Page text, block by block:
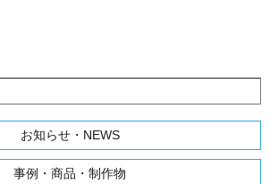
お知らせ・NEWS
事例・商品・制作物